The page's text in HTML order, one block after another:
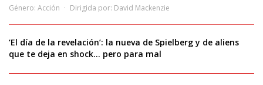
Género: Acción Dirigida por: David Mackenzie
‘El día de la revelación’: la nueva de Spielberg y de aliens
que te deja en shock… pero para mal